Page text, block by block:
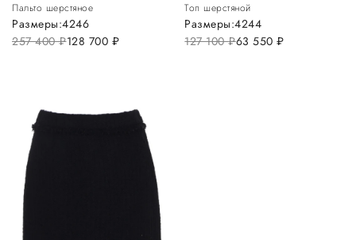
Пальто шерстяное
257 400руб.128 700 руб.
Размеры:4246
Топ шерстяной
127 100руб.63 550руб.
Размеры:4244